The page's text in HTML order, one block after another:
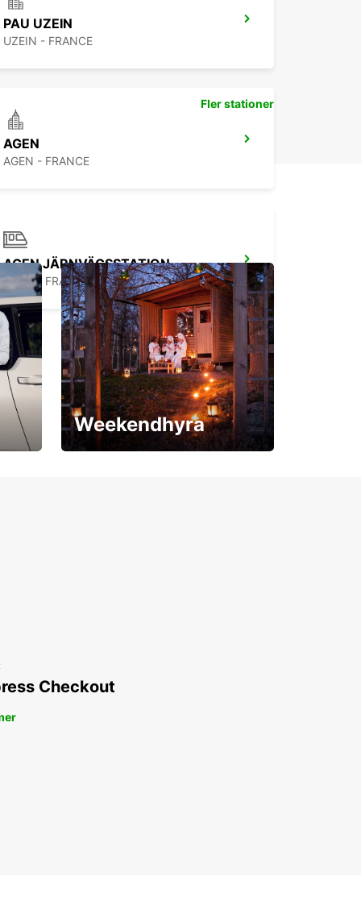
pas à réserver votre voiture de location avec
Mauléon-d'Armagnac pour profiter de nos
attractives et de notre service de qualité. Que
Faites confiance à Europcar pour rendre
à Mauléon-d'Armagnac encore plus
et pratique. Réservez dès maintenant et
à l'aventure en toute sérénité !
PAU UZEIN
UZEIN - FRANCE
AGEN
AGEN - FRANCE
AGEN JÄRNVÄGSSTATION
AGEN - FRANCE
Fler stationer
Weekendhyra
Checkout